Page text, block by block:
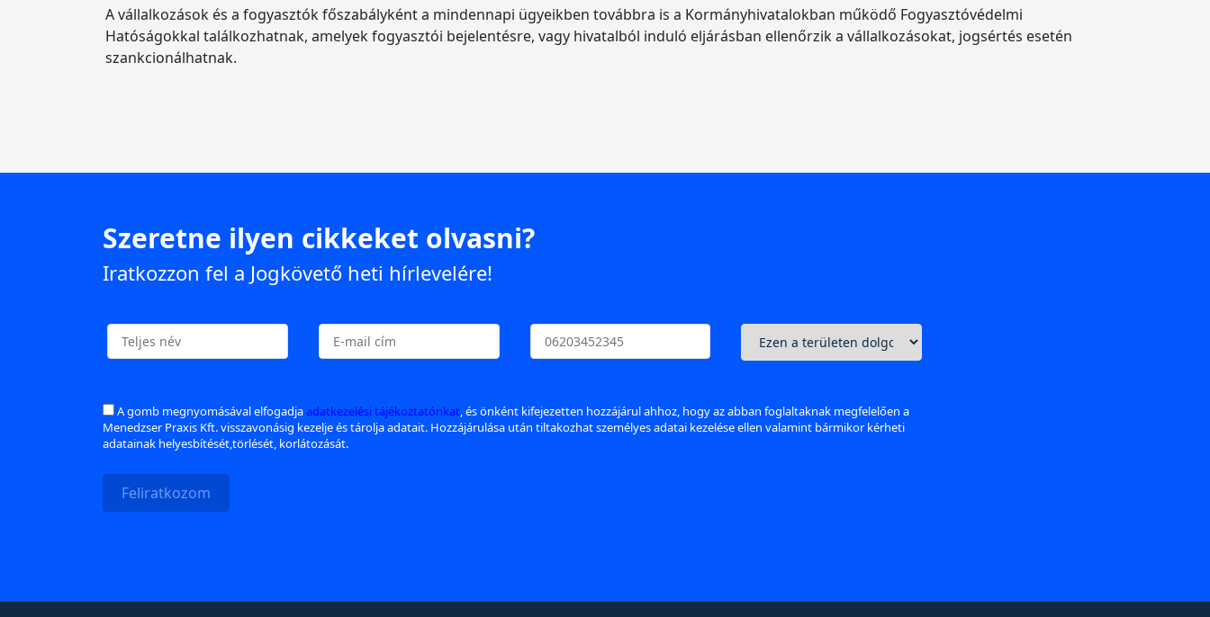
A vállalkozások és a fogyasztók főszabályként a mindennapi ügyeikben továbbra is a Kormányhivatalokban működő Fogyasztóvédelmi
Hatóságokkal találkozhatnak, amelyek fogyasztói bejelentésre, vagy hivatalból induló eljárásban ellenőrzik a vállalkozásokat, jogsértés esetén
szankcionálhatnak.
Szeretne ilyen cikkeket olvasni?
Iratkozzon fel a Jogkövető heti hírlevelére!
A gomb megnyomásával elfogadjaadatkezelési tájékoztatónkat, és önként kifejezetten hozzájárul ahhoz, hogy az abban foglaltaknak megfelelően a
Menedzser Praxis Kft. visszavonásig kezelje és tárolja adatait. Hozzájárulása után tiltakozhat személyes adatai kezelése ellen valamint bármikor kérheti
adatainak helyesbítését,törlését, korlátozását.
Feliratkozom